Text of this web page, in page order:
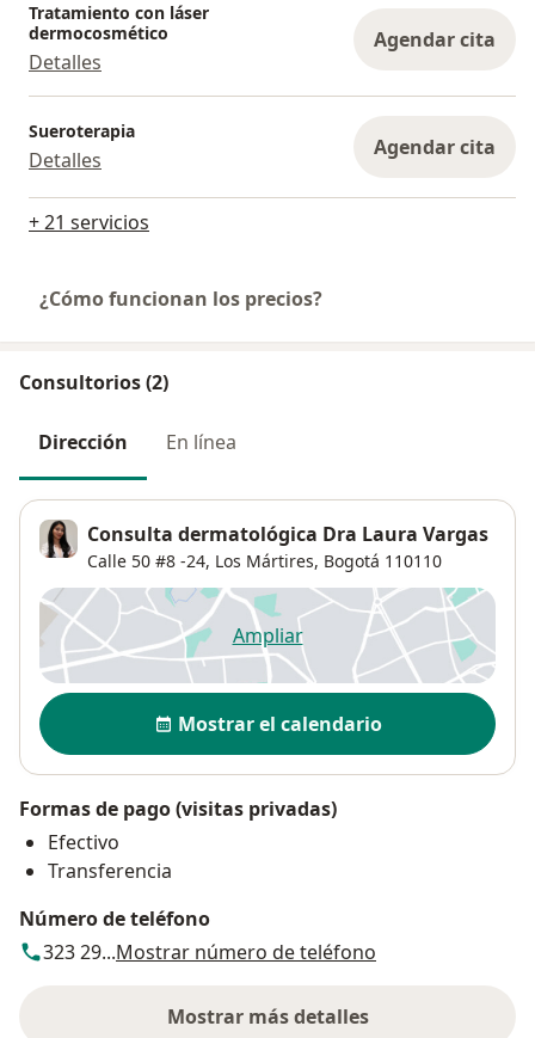
Tratamiento con láser
dermocosmético
Detalles
Agendar cita
Sueroterapia
Detalles Agendar cita
+ 21 servicios
¿Cómo funcionan los precios?
Consultorios (2)
Dirección En línea
Consulta dermatológica Dra Laura Vargas
Calle 50 #8 -24, Los Mártires, Bogotá 110110
Ampliarse abre en una nueva
Disponibilidad
Mostrar el calendario
Formas de pago (visitas privadas)
Efectivo
Transferencia
Número de teléfono
323 29...Mostrar número de teléfono
Mostrar más detalles
sobre la dirección